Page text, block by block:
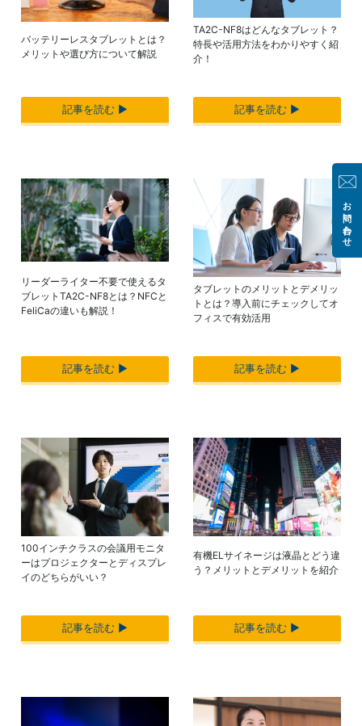
お問い合わせ
バッテリーレスタブレットとは？
メリットや選び方について解説
記事を読む ▶︎
TA2C-NF8はどんなタブレット？
特長や活用方法をわかりやすく紹
介！
記事を読む ▶︎
リーダーライター不要で使えるタ
ブレットTA2C-NF8とは？NFCと
FeliCaの違いも解説！
記事を読む ▶︎
タブレットのメリットとデメリッ
トとは？導入前にチェックしてオ
フィスで有効活用
記事を読む ▶︎
100インチクラスの会議用モニタ
ーはプロジェクターとディスプレ
イのどちらがいい？
記事を読む ▶︎
有機ELサイネージは液晶とどう違
う？メリットとデメリットを紹介
記事を読む ▶︎